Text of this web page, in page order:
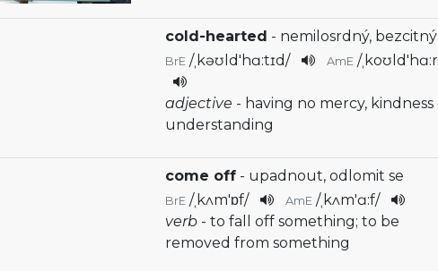
cold-hearted - nemilosrdný, bezcitný
BrE / ˌkəʊld'hɑ:tɪd/ AmE /
adjective - having no mercy, kindness
understanding
come off - upadnout, odlomit se
BrE / ˌkʌm'ɒf/ AmE / ˌkʌm'ɑ:f/
verb - to fall off something; to be
removed from something